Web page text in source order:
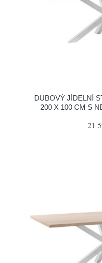
DUBOVÝ JÍDELNÍ
200 X 100 CM S
21